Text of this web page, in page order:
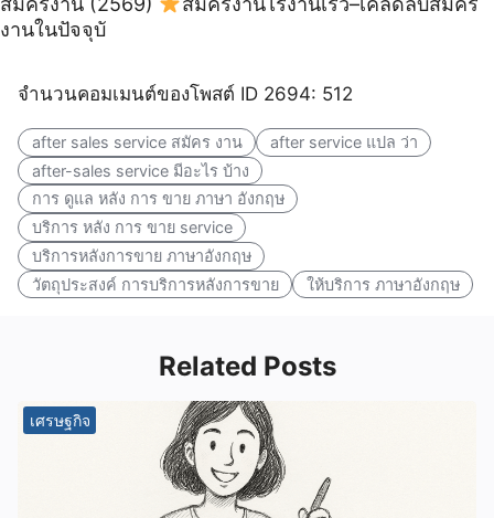
งานในปัจจุบั
จำนวนคอมเมนต์ของโพสต์ ID 2694: 512
after sales service สมัคร งาน
after service แปล ว่า
after-sales service มีอะไร บ้าง
การ ดูแล หลัง การ ขาย ภาษา อังกฤษ
บริการ หลัง การ ขาย service
บริการหลังการขาย ภาษาอังกฤษ
วัตถุประสงค์ การบริการหลังการขาย
ให้บริการ ภาษาอังกฤษ
Related Posts
เศรษฐกิจ